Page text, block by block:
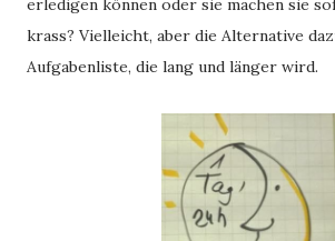
erledigen können oder sie machen sie
krass? Vielleicht, aber die Alternative
Aufgabenliste, die lang und länger wird.